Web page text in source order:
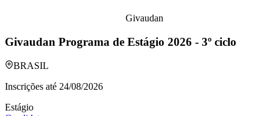
Givaudan
Givaudan Programa de Estágio 2026 - 3º ciclo
BRASIL
Inscrições até 24/08/2026
Estágio